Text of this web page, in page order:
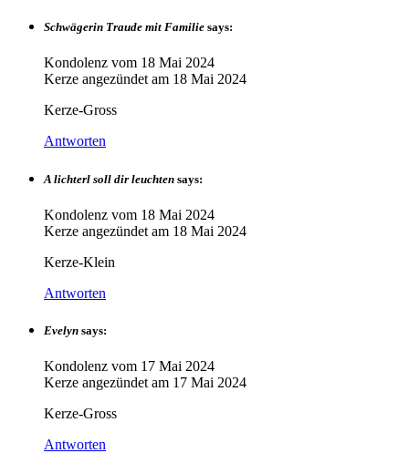
Schwägerin Traude mit Familie says:
Kondolenz vom 18 Mai 2024
Kerze angezündet am 18 Mai 2024
Kerze-Gross
Antworten
A lichterl soll dir leuchten says:
Kondolenz vom 18 Mai 2024
Kerze angezündet am 18 Mai 2024
Kerze-Klein
Antworten
Evelyn says:
Kondolenz vom 17 Mai 2024
Kerze angezündet am 17 Mai 2024
Kerze-Gross
Antworten